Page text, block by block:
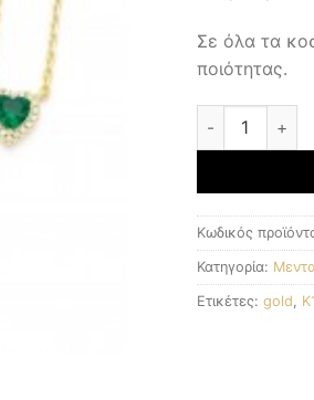
Σε όλα τα
ποιότητας.
Μενταγιόν με
Κωδικός
Κατηγορία:
Ετικέτες: gold,